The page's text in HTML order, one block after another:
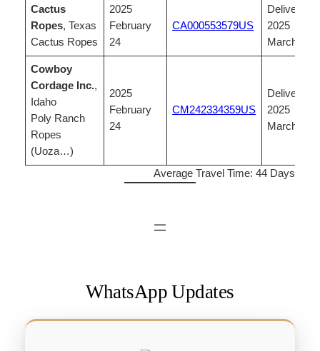
Cactus
Ropes, Texas
Cactus Ropes
2025
February
24
CA000553579US
Delivered,
2025
March 25
Cowboy
Cordage Inc.,
Idaho
Poly Ranch
Ropes
(Uoza…)
2025
February
24
CM242334359US
Delivered,
2025
March 28
Average Travel Time: 44 Days
WhatsApp Updates